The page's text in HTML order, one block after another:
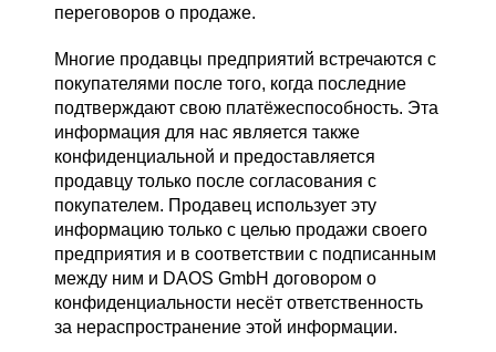
переговоров о продаже.
Многие продавцы предприятий встречаются с
покупателями после того, когда последние
подтверждают свою платёжеспособность. Эта
информация для нас является также
конфиденциальной и предоставляется
продавцу только после согласования с
покупателем. Продавец использует эту
информацию только с целью продажи своего
предприятия и в соответствии с подписанным
между ним и DAOS GmbH договором о
конфиденциальности несёт ответственность
за нераспространение этой информации.